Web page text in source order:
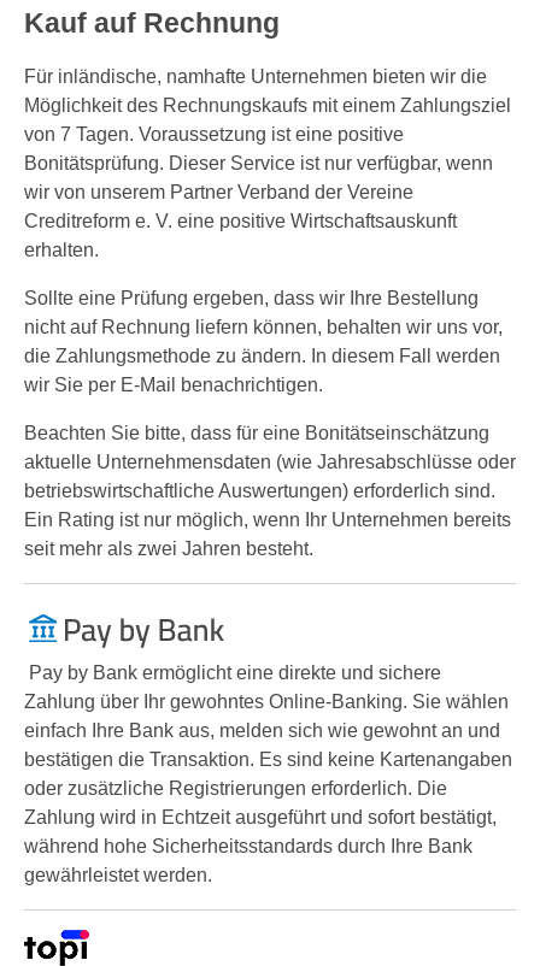
Kauf auf Rechnung
Für inländische, namhafte Unternehmen bieten wir die
Möglichkeit des Rechnungskaufs mit einem Zahlungsziel
von 7 Tagen. Voraussetzung ist eine positive
Bonitätsprüfung. Dieser Service ist nur verfügbar, wenn
wir von unserem Partner Verband der Vereine
Creditreform e. V. eine positive Wirtschaftsauskunft
erhalten.
Sollte eine Prüfung ergeben, dass wir Ihre Bestellung
nicht auf Rechnung liefern können, behalten wir uns vor,
die Zahlungsmethode zu ändern. In diesem Fall werden
wir Sie per E-Mail benachrichtigen.
Beachten Sie bitte, dass für eine Bonitätseinschätzung
aktuelle Unternehmensdaten (wie Jahresabschlüsse oder
betriebswirtschaftliche Auswertungen) erforderlich sind.
Ein Rating ist nur möglich, wenn Ihr Unternehmen bereits
seit mehr als zwei Jahren besteht.
Pay by Bank ermöglicht eine direkte und sichere
Zahlung über Ihr gewohntes Online-Banking. Sie wählen
einfach Ihre Bank aus, melden sich wie gewohnt an und
bestätigen die Transaktion. Es sind keine Kartenangaben
oder zusätzliche Registrierungen erforderlich. Die
Zahlung wird in Echtzeit ausgeführt und sofort bestätigt,
während hohe Sicherheitsstandards durch Ihre Bank
gewährleistet werden.